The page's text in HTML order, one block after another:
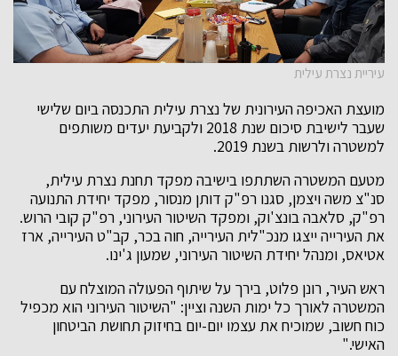
עיריית נצרת עילית
מועצת האכיפה העירונית של נצרת עילית התכנסה ביום שלישי
שעבר לישיבת סיכום שנת 2018 ולקביעת יעדים משותפים
למשטרה ולרשות בשנת 2019.
מטעם המשטרה השתתפו בישיבה מפקד תחנת נצרת עילית,
סנ"צ משה ויצמן, סגנו רפ"ק דותן מנסור, מפקד יחידת התנועה
רפ"ק, סלאבה בונצ'וק, ומפקד השיטור העירוני, רפ"ק קובי הרוש.
את העירייה ייצגו מנכ"לית העירייה, חוה בכר, קב"ט העירייה, ארז
אטיאס, ומנהל יחידת השיטור העירוני, שמעון ג'ינו.
ראש העיר, רונן פלוט, בירך על שיתוף הפעולה המוצלח עם
המשטרה לאורך כל ימות השנה וציין: "השיטור העירוני הוא מכפיל
כוח חשוב, שמוכיח את עצמו יום-יום בחיזוק תחושת הביטחון
האישי."